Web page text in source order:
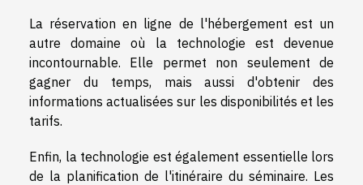
La réservation en ligne de l'hébergement est un
autre domaine où la technologie est devenue
incontournable. Elle permet non seulement de
gagner du temps, mais aussi d'obtenir des
informations actualisées sur les disponibilités et les
tarifs.
Enfin, la technologie est également essentielle lors
de la planification de l'itinéraire du séminaire. Les